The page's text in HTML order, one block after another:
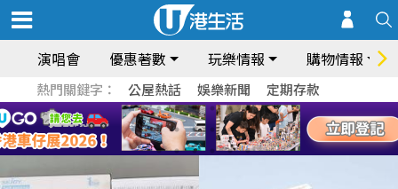
演唱會 優惠著數 玩樂情報 購物情報
熱門關鍵字： 公屋熱話 娛樂新聞 定期存款